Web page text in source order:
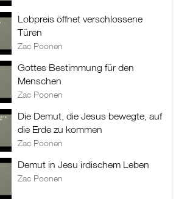
Lobpreis öffnet verschlossene
Türen
Zac Poonen
Gottes Bestimmung für den
Menschen
Zac Poonen
Die Demut, die Jesus bewegte, auf
die Erde zu kommen
Zac Poonen
Demut in Jesu irdischem Leben
Zac Poonen